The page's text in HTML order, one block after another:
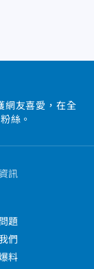
網友喜愛，在全
絲。
訊
題
們
料